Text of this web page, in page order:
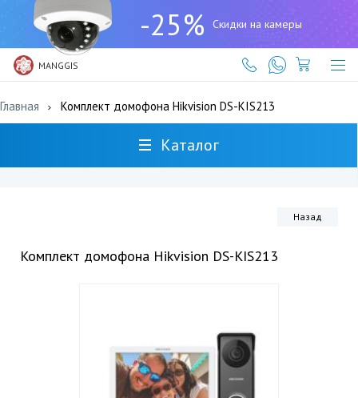
-25% Скидки на камеры
MANGGIS
(727)
317-
61-
61
Главная Комплект домофона Hikvision DS-KIS213
Каталог
Назад
Комплект домофона Hikvision DS-KIS213